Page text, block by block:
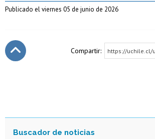
Publicado el viernes 05 de junio de 2026
Compartir: https://uchile.cl/